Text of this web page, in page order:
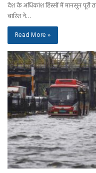
देश के अधिकांश हिस्सों में मानसून पूरी
बारिश ने…
Read More »